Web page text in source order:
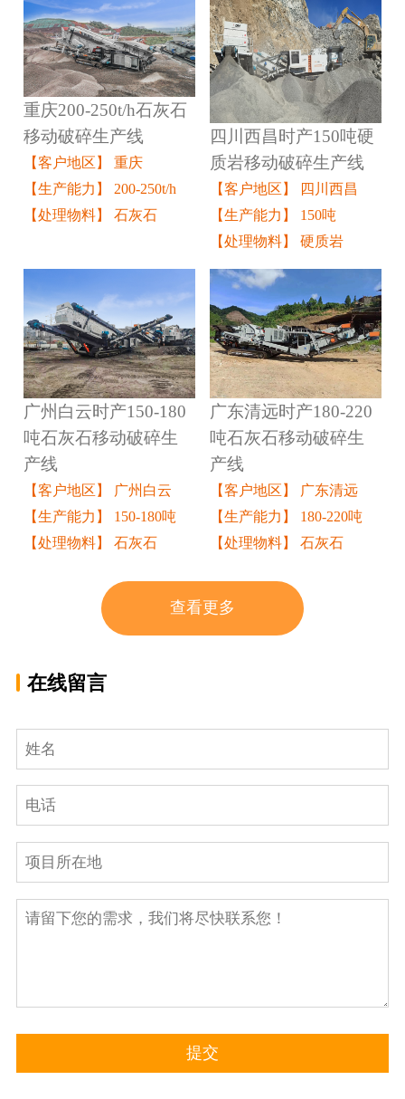
重庆200-250t/h石灰石
移动破碎生产线
【客户地区】 重庆
【生产能力】 200-250t/h
【处理物料】 石灰石
四川西昌时产150吨硬
质岩移动破碎生产线
【客户地区】 四川西昌
【生产能力】 150吨
【处理物料】 硬质岩
广州白云时产150-180
吨石灰石移动破碎生
产线
【客户地区】 广州白云
【生产能力】 150-180吨
【处理物料】 石灰石
广东清远时产180-220
吨石灰石移动破碎生
产线
【客户地区】 广东清远
【生产能力】 180-220吨
【处理物料】 石灰石
查看更多
在线留言